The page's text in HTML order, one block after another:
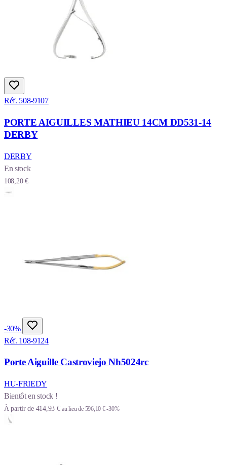
Réf. 508-9107
PORTE AIGUILLES MATHIEU 14CM DD531-14
DERBY
DERBY
En stock
108,20 €
-30%
Réf. 108-9124
Porte Aiguille Castroviejo Nh5024rc
HU-FRIEDY
Bientôt en stock !
À partir de 414,93 € au lieu de 596,10 €-30%